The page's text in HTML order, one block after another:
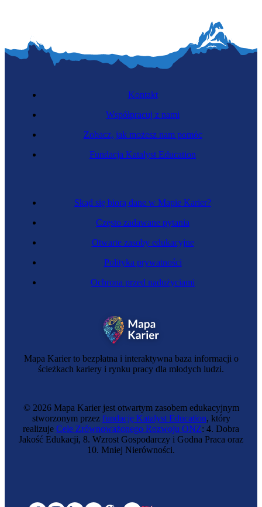
Mapa Karier to bezpłatna i interaktywna baza informacji o
ścieżkach kariery i rynku pracy dla młodych ludzi.
Skąd się biorą dane w Mapie Karier?
Często zadawane pytania
Otwarte zasoby edukacyjne
Polityka prywatności
Ochrona przed nadużyciami
Kontakt
Współpracuj z nami
Zobacz, jak możesz nam pomóc
Fundacja Katalyst Education
© 2026 Mapa Karier jest otwartym zasobem edukacyjnym
stworzonym przez fundację Katalyst Education, który
realizuje Cele Zrównoważonego Rozwoju ONZ: 4. Dobra
Jakość Edukacji, 8. Wzrost Gospodarczy i Godna Praca oraz
10. Mniej Nierówności.